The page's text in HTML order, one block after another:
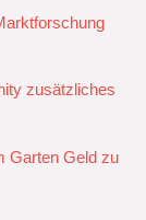
zusätzliches
Garten Geld zu